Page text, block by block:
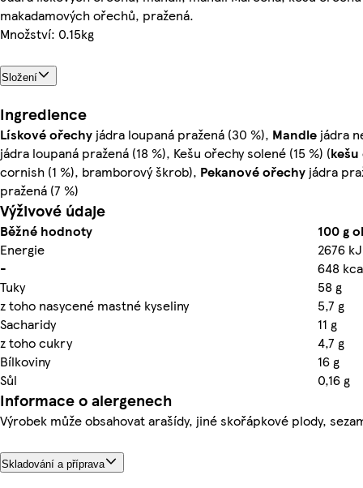
makadamových ořechů, pražená.
Množství: 0.15kg
Složení
Ingredience
Lískové ořechy jádra loupaná pražená (30 %), Mandle jádra
jádra loupaná pražená (18 %), Kešu ořechy solené (15 %) (
cornish (1 %), bramborový škrob), Pekanové ořechy jádra
pražená (7 %)
Výživové údaje
Běžné hodnoty
100 g
Energie
2676 kJ
-
648
Tuky
58 g
z toho nasycené mastné kyseliny
5,7 g
Sacharidy
11 g
z toho cukry
4,7 g
Bílkoviny
16 g
Sůl
0,16 g
Informace o alergenech
Výrobek může obsahovat arašídy, jiné skořápkové plody,
Skladování a příprava